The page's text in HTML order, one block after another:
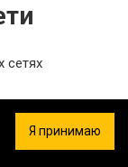
сетях
Я принимаю